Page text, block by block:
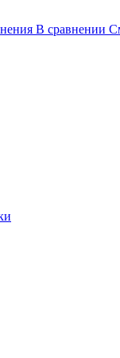
В сравнении